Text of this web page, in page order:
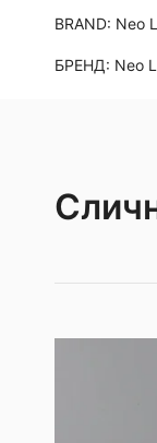
BRAND: Neo
БРЕНД: Neo